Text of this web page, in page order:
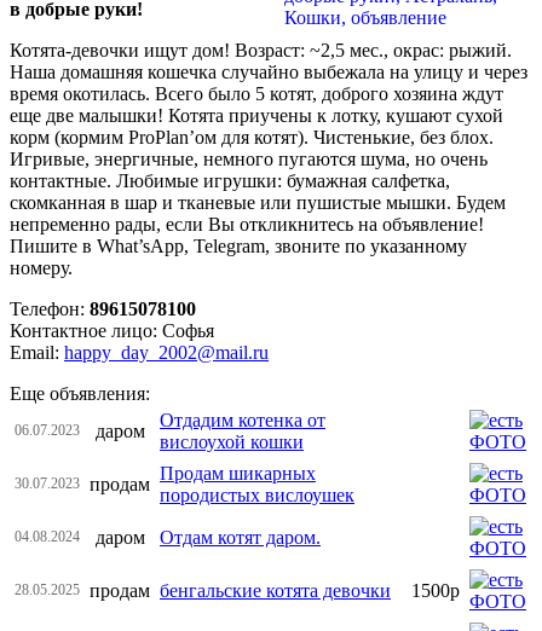
в добрые руки!
Котята-девочки ищут дом! Возраст: ~2,5 мес., окрас: рыжий.
Наша домашняя кошечка случайно выбежала на улицу и через
время окотилась. Всего было 5 котят, доброго хозяина ждут
еще две малышки! Котята приучены к лотку, кушают сухой
корм (кормим ProPlan’ом для котят). Чистенькие, без блох.
Игривые, энергичные, немного пугаются шума, но очень
контактные. Любимые игрушки: бумажная салфетка,
скомканная в шар и тканевые или пушистые мышки. Будем
непременно рады, если Вы откликнитесь на объявление!
Пишите в What’sApp, Telegram, звоните по указанному
номеру.
Телефон: 89615078100
Контактное лицо: Софья
Email: happy_day_2002@mail.ru
Еще объявления:
06.07.2023 даром
Отдадим котенка от
вислоухой кошки
30.07.2023 продам
Продам шикарных
породистых вислоушек
04.08.2024 даром Отдам котят даром.
28.05.2025 продам бенгальские котята девочки 1500р